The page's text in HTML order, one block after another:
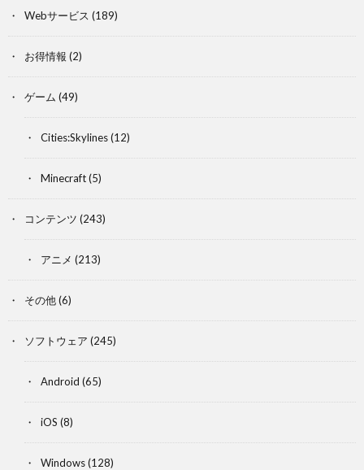
Webサービス (189)
お得情報 (2)
ゲーム (49)
Cities:Skylines(12)
Minecraft(5)
コンテンツ (243)
アニメ (213)
その他(6)
ソフトウェア (245)
Android (65)
iOS (8)
Windows(128)